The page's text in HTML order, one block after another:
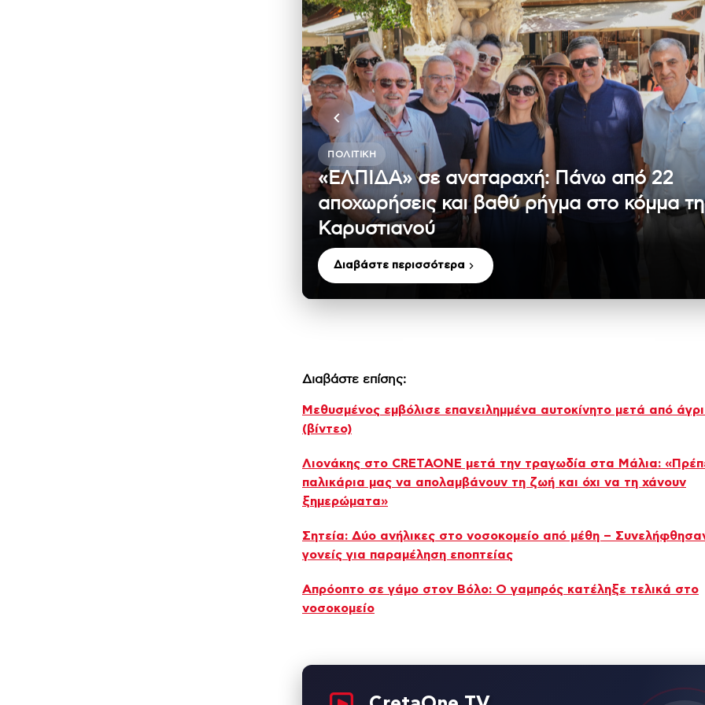
ΠΟΛΙΤΙΚΉ
«ΕΛΠΙΔΑ» σε αναταραχή: Πάνω από 22
αποχωρήσεις και βαθύ ρήγμα στο κόμμα
Καρυστιανού
Διαβάστε περισσότερα
Διαβάστε επίσης:
Μεθυσμένος εμβόλισε επανειλημμένα αυτοκίνητο μετά από
(βίντεο)
Λιονάκης στο CRETAONE μετά την τραγωδία στα Μάλια:
παλικάρια μας να απολαμβάνουν τη ζωή και όχι να τη χάνουν
ξημερώματα»
Σητεία: Δύο ανήλικες στο νοσοκομείο από μέθη –
γονείς για παραμέληση εποπτείας
Απρόοπτο σε γάμο στον Βόλο: Ο γαμπρός κατέληξε τελικά στο
νοσοκομείο